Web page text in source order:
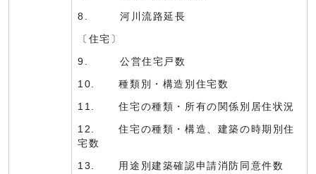
8. 河川流路延長
〔住宅〕
9. 公営住宅戸数
10. 種類別・構造別住宅数
11. 住宅の種類・所有の関係別居住状況
12. 住宅の種類・構造、建築の時期別住
宅数
13. 用途別建築確認申請消防同意件数